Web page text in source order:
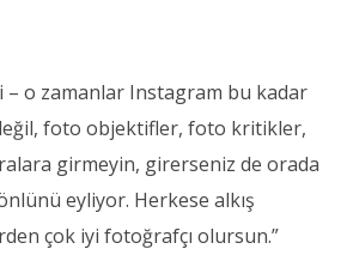
– o zamanlar Instagram bu kadar
foto objektifler, foto kritikler,
girmeyin, girerseniz de orada
eyliyor. Herkese alkış
çok iyi fotoğrafçı olursun.”